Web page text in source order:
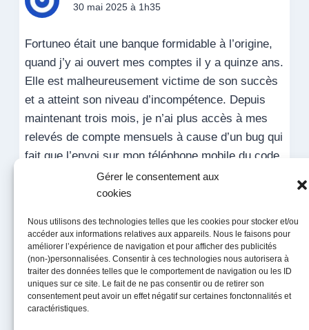
Gérer le consentement aux
cookies
Nous utilisons des technologies telles que les cookies pour stocker et/ou
accéder aux informations relatives aux appareils. Nous le faisons pour
améliorer l’expérience de navigation et pour afficher des publicités
(non-)personnalisées. Consentir à ces technologies nous autorisera à
traiter des données telles que le comportement de navigation ou les ID
uniques sur ce site. Le fait de ne pas consentir ou de retirer son
consentement peut avoir un effet négatif sur certaines fonctonnalités et
caractéristiques.
30 mai 2025 à 1h35
Fortuneo était une banque formidable à l’origine,
quand j’y ai ouvert mes comptes il y a quinze ans.
Elle est malheureusement victime de son succès
et a atteint son niveau d’incompétence. Depuis
maintenant trois mois, je n’ai plus accès à mes
relevés de compte mensuels à cause d’un bug qui
fait que l’envoi sur mon téléphone mobile du code
de sécurité exigé ne se déclenche plus. J’ai déjà
téléphoné trois fois et écrit deux fois (y compris
eu droit à la courtoisie d’une réponse. Et
désormais la tentative d’écrire un mail se solde
par un « pour des raisons techniques , votre
courrier ne peut nous parvenir, réessayez plus
tard. » Bref, avant de chanter les louanges de